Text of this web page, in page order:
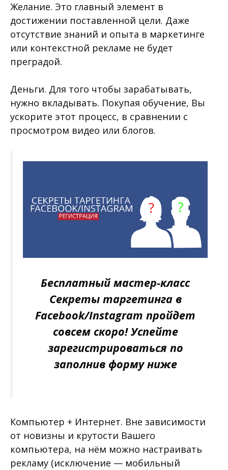
Желание. Это главный элемент в
достижении поставленной цели. Даже
отсутствие знаний и опыта в маркетинге
или контекстной рекламе не будет
преградой.
Деньги. Для того чтобы зарабатывать,
нужно вкладывать. Покупая обучение, Вы
ускорите этот процесс, в сравнении с
просмотром видео или блогов.
Бесплатный мастер-класс
Секреты таргетинга в
Facebook/Instagram пройдет
совсем скоро! Успейте
зарегистрироваться по
заполнив форму ниже
Компьютер + Интернет. Вне зависимости
от новизны и крутости Вашего
компьютера, на нём можно настраивать
рекламу (исключение — мобильный